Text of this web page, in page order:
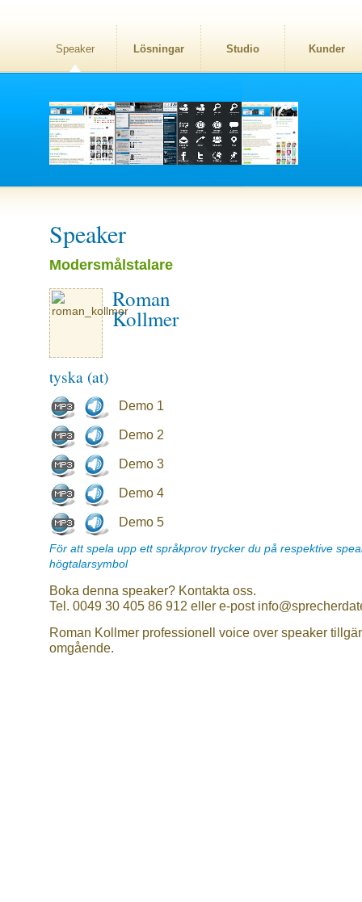
Speaker Lösningar Studio Kunder
Speaker
Modersmålstalare
Roman
Kollmer
tyska (at)
Demo 1
Demo 2
Demo 3
Demo 4
Demo 5
För att spela upp ett språkprov trycker du på respektive
högtalarsymbol
Boka denna speaker? Kontakta oss.
Tel. 0049 30 405 86 912 eller e-post
Roman Kollmer professionell voice over speaker
omgående.